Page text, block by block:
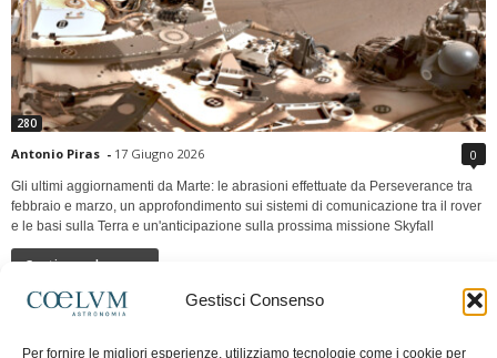
Gestisci Consenso
Per fornire le migliori esperienze, utilizziamo tecnologie come i cookie per
280
Antonio Piras - 17 Giugno 2026 0
Gli ultimi aggiornamenti da Marte: le abrasioni effettuate da Perseverance tra
febbraio e marzo, un approfondimento sui sistemi di comunicazione tra il rover
e le basi sulla Terra e un'anticipazione sulla prossima missione Skyfall
Continua a leggere